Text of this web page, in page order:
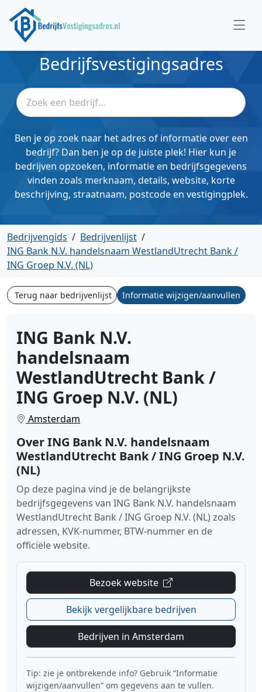
Bedrijfsvestigingsadres
Ben je op zoek naar het adres of informatie over een
bedrijf? Dan ben je op de juiste plek! Hier kun je
bedrijven opzoeken, informatie en bedrijfsgegevens
vinden zoals merknaam, details, website, korte
beschrijving, straatnaam, postcode en vestigingplek.
Bedrijvengids / Bedrijvenlijst /
ING Bank N.V. handelsnaam WestlandUtrecht Bank /
ING Groep N.V. (NL)
Terug naar bedrijvenlijst Informatie wijzigen/aanvullen
ING Bank N.V.
handelsnaam
WestlandUtrecht Bank /
ING Groep N.V. (NL)
Amsterdam
Over ING Bank N.V. handelsnaam
WestlandUtrecht Bank / ING Groep N.V.
(NL)
Op deze pagina vind je de belangrijkste
bedrijfsgegevens van ING Bank N.V. handelsnaam
WestlandUtrecht Bank / ING Groep N.V. (NL) zoals
adressen, KVK-nummer, BTW-nummer en de
officiële website.
Bezoek website
Bekijk vergelijkbare bedrijven
Bedrijven in Amsterdam
Tip: zie je ontbrekende info? Gebruik “Informatie
wijzigen/aanvullen” om gegevens aan te vullen.